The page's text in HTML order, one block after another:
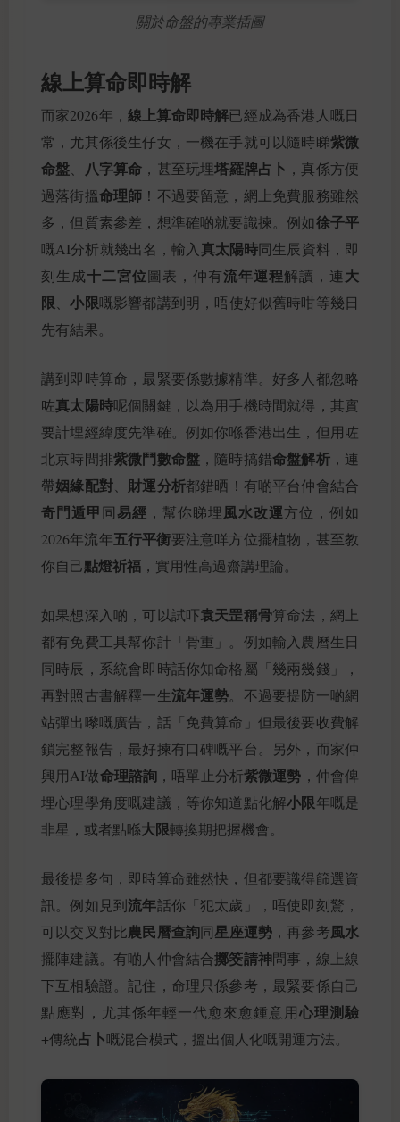
關於命盤的專業插圖
線上算命即時解
而家2026年， 線上算命即時解已經成為香港人嘅日
常，尤其係後生仔女，一機在手就可以隨時睇紫微
命盤
八字算命 ，甚至玩埋塔羅牌占卜 ，真係方便
過落街搵命理師 ！不過要留意，網上免費服務雖然
多，但質素參差，想準確啲就要識揀。例如徐子平
嘅AI分析就幾出名，輸入 真太陽時同生辰資料，即
刻生成十二宮位圖表，仲有流年運程解讀，連大
限 、小限嘅影響都講到明，唔使好似舊時咁等幾日
先有結果。
講到即時算命，最緊要係數據精準。好多人都忽略
咗真太陽時呢個關鍵，以為用手機時間就得，其實
要計埋經緯度先準確。例如你喺香港出生，但用咗
北京時間排紫微鬥數命盤 ，隨時搞錯命盤解析，連
帶姻緣配對、 財運分析都錯晒！有啲平台仲會結合
奇門遁甲同易經 ，幫你睇埋風水改運方位，例如
2026年流年五行平衡要注意咩方位擺植物，甚至教
你自己點燈祈福 ，實用性高過齋講理論。
如果想深入啲，可以試吓袁天罡稱骨算命法，網上
都有免費工具幫你計「骨重」。例如輸入農曆生日
同時辰，系統會即時話你知命格屬「幾兩幾錢」，
再對照古書解釋一生流年運勢。不過要提防一啲網
站彈出嚟嘅廣告，話「免費算命」但最後要收費解
鎖完整報告，最好揀有口碑嘅平台。另外，而家仲
興用AI做命理諮詢 ，唔單止分析紫微運勢 ，仲會俾
埋心理學角度嘅建議，等你知道點化解小限年嘅是
非星，或者點喺大限轉換期把握機會。
最後提多句，即時算命雖然快，但都要識得篩選資
訊。例如見到流年話你「犯太歲」，唔使即刻驚，
可以交叉對比農民曆查詢同星座運勢 ，再參考風水
擺陣建議。有啲人仲會結合擲筊請神問事，線上線
下互相驗證。記住，命理只係參考，最緊要係自己
點應對，尤其係年輕一代愈來愈鍾意用心理測驗
+傳統占卜嘅混合模式，搵出個人化嘅開運方法。